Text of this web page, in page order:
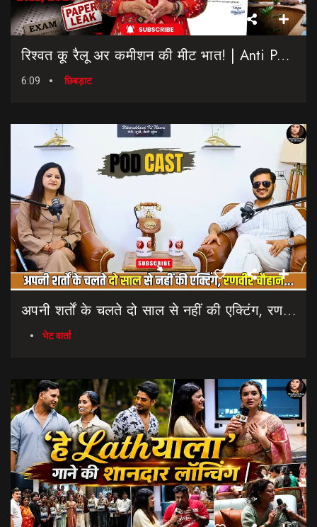
रिश्वत कू रैलू अर कमीशन की मीट भात! | Anti Paper Leak Bill 2026 | Saptahik Chhiprat
6:09 छिबड़ाट
अपनी शर्तों के चलते दो साल से नहीं की एक्टिंग, रणवीर चौहान || Uttarakhand Cinema Untold Secrets
भेट वार्ता